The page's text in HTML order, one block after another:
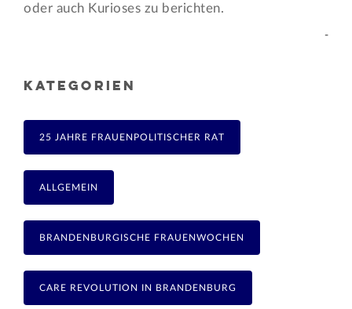
oder auch Kurioses zu berichten.
-
KATEGORIEN
25 JAHRE FRAUENPOLITISCHER RAT
ALLGEMEIN
BRANDENBURGISCHE FRAUENWOCHEN
CARE REVOLUTION IN BRANDENBURG